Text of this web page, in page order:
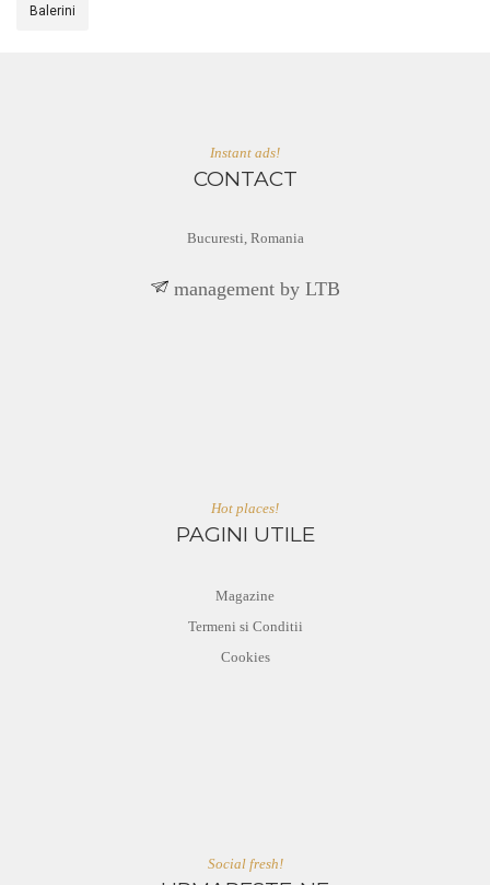
Balerini
Instant ads!
CONTACT
Bucuresti, Romania
BTL yb tnemeganam
Hot places!
PAGINI UTILE
Magazine
Termeni si Conditii
Cookies
Social fresh!